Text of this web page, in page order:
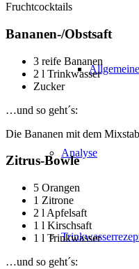
Analyse
Fruchtcocktails
Bananen-/Obstsaft
3 reife Bananen
2 l Trinkwasser
Zucker
…und so geht´s:
Die Bananen mit dem
Zitrus-Bowle
5 Orangen
1 Zitrone
2 l Apfelsaft
1 l Kirschsaft
1 l Trinkwasser
…und so geht´s: